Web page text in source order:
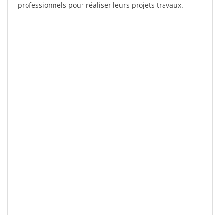
professionnels pour réaliser leurs projets travaux.